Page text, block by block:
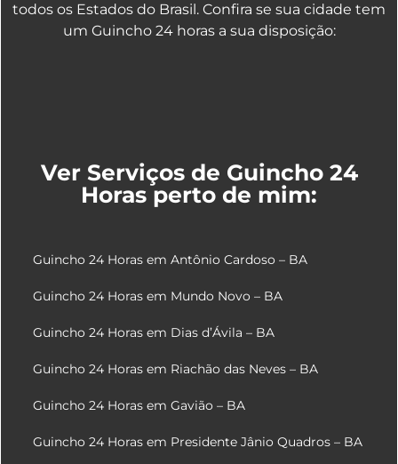
todos os Estados do Brasil. Confira se sua cidade tem
um Guincho 24 horas a sua disposição:
Ver Serviços de Guincho 24
Horas perto de mim:
Guincho 24 Horas em Antônio Cardoso – BA
Guincho 24 Horas em Mundo Novo – BA
Guincho 24 Horas em Dias d’Ávila – BA
Guincho 24 Horas em Riachão das Neves – BA
Guincho 24 Horas em Gavião – BA
Guincho 24 Horas em Presidente Jânio Quadros – BA